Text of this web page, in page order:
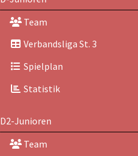
Team
Verbandsliga St. 3
Spielplan
Statistik
D2-Junioren
Team